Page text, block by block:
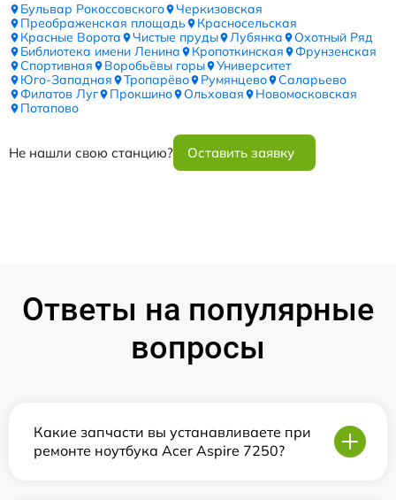
Бульвар Рокоссовского
Черкизовская
Преображенская площадь
Красносельская
Красные Ворота
Чистые пруды Лубянка
Охотный Ряд
Библиотека имени Ленина
Кропоткинская
Фрунзенская
Спортивная
Воробьёвы горы
Университет
Юго-Западная
Тропарёво Румянцево
Саларьево
Филатов Луг
Прокшино Ольховая
Новомосковская
Потапово
Не нашли свою станцию? Оставить заявку
Ответы на популярные
вопросы
Какие запчасти вы устанавливаете при
ремонте ноутбука Acer Aspire 7250?